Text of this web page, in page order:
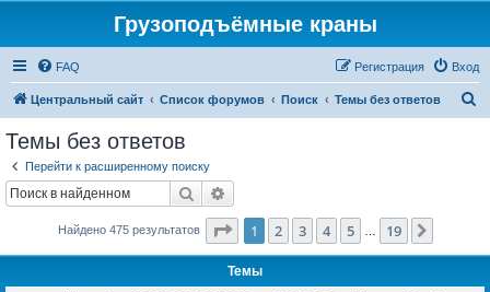
Грузоподъёмные краны
FAQ Вход
Регистрация
Центральный сайт Список форумов Поиск Темы без ответов
Темы без ответов
Перейти к расширенному поиску
Поиск
Найдено 475 результатов Страница из 19
1 2 3 4 5 19
Темы